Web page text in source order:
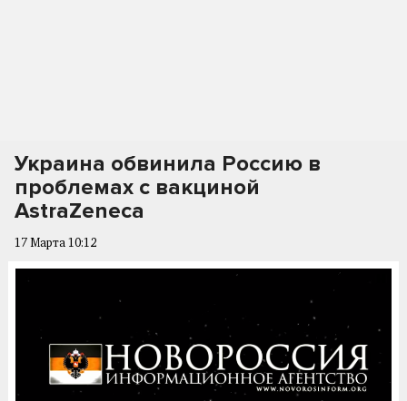
Украина обвинила Россию в
проблемах с вакциной
AstraZeneca
17 Марта 10:12